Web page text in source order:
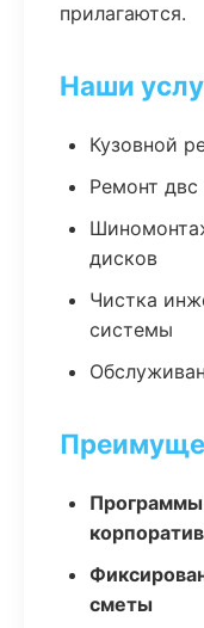
прилагаются.
Наши
Кузовной
Ремонт двс
дисков
Чистка
системы
Программы
сметы